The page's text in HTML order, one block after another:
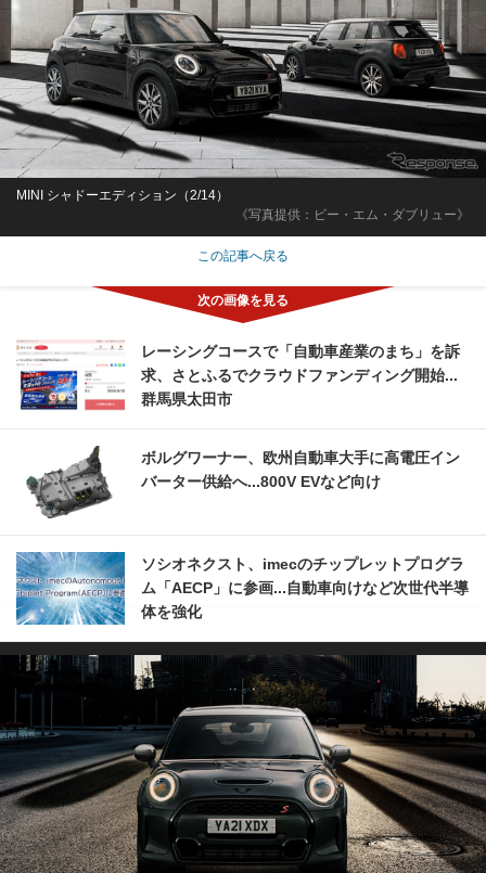
《写真提供：ビー・エム・ダブリュー》
MINI シャドーエディション（2/14）
この記事へ戻る
レーシングコースで「自動車産業のまち」を訴
求、さとふるでクラウドファンディング開始...
群馬県太田市
ボルグワーナー、欧州自動車大手に高電圧イン
バーター供給へ...800V EVなど向け
ソシオネクスト、imecのチップレットプログラ
ム「AECP」に参画...自動車向けなど次世代半導
体を強化